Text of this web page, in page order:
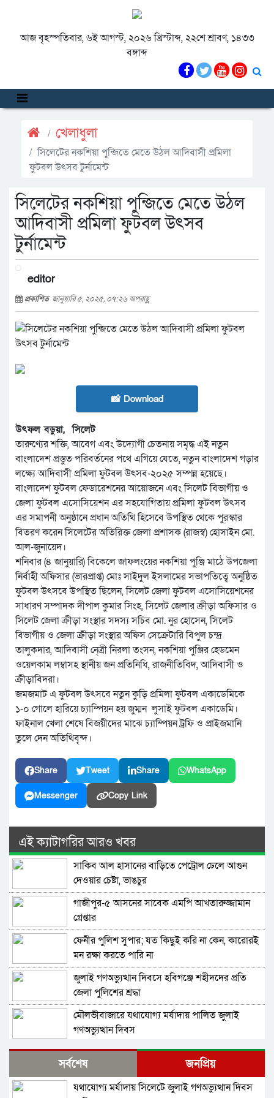
আজ বৃহস্পতিবার, ৬ই আগস্ট, ২০২৬ খ্রিস্টাব্দ, ২২শে শ্রাবণ, ১৪৩৩
বঙ্গাব্দ
খেলাধুলা
সিলেটের নকশিয়া পুন্জিতে মেতে উঠল আদিবাসী প্রমিলা
ফুটবল উৎসব টুর্নামেন্ট
সিলেটের নকশিয়া পুন্জিতে মেতে উঠল
আদিবাসী প্রমিলা ফুটবল উৎসব
টুর্নামেন্ট
editor
প্রকাশিত জানুয়ারি ৫, ২০২৫, ০৭:২৬ অপরাহ্ণ
📸 Download
উৎফল বড়ুয়া, সিলেট
তারুণ্যের শক্তি, আবেগ এবং উদ্যোগী চেতনায় সমৃদ্ধ এই নতুন
বাংলাদেশ প্রস্তুত পরিবর্তনের পথে এগিয়ে যেতে, নতুন বাংলাদেশ গড়ার
লক্ষ্যে আদিবাসী প্রমিলা ফুটবল উৎসব-২০২৫ সম্পন্ন হয়েছে।
বাংলাদেশ ফুটবল ফেডারেশনের আয়োজনে এবং সিলেট বিভাগীয় ও
জেলা ফুটবল এসোসিয়েশন এর সহযোগিতায় প্রমিলা ফুটবল উৎসব
এর সমাপনী অনুষ্ঠানে প্রধান অতিথি হিসেবে উপস্থিত থেকে পুরস্কার
বিতরণ করেন সিলেটের অতিরিক্ত জেলা প্রশাসক (রাজস্ব) হোসাইন মো.
আল-জুনায়েদ।
শনিবার (৪ জানুয়ারি) বিকেলে জাফলংয়ের নকশিয়া পুঞ্জি মাঠে উপজেলা
নির্বাহী অফিসার (ভারপ্রাপ্ত) মোঃ সাইদুল ইসলামের সভাপতিত্বে অনুষ্ঠিত
ফুটবল উৎসবে উপস্থিত ছিলেন, সিলেট জেলা ফুটবল এসোসিয়েশনের
সাধারণ সম্পাদক দীপাল কুমার সিংহ, সিলেট জেলার ক্রীড়া অফিসার ও
সিলেট জেলা ক্রীড়া সংস্থার সদস্য সচিব মো. নুর হোসেন, সিলেট
বিভাগীয় ও জেলা ক্রীড়া সংস্থার অফিস সেক্রেটারি বিপুল চন্দ্র
তালুকদার, আদিবাসী নে্ত্রী নিরলা তংসন, নকশিয়া পুঞ্জির হেডমেন
ওয়েলকাম লম্বাসহ স্থানীয় জন প্রতিনিধি, রাজনীতিবিদ, আদিবাসী ও
ক্রীড়াবিদরা।
জমজমাট এ ফুটবল উৎসবে নতুন কুড়ি প্রমিলা ফুটবল একাডেমিকে
১-০ গোলে হারিয়ে চ্যাম্পিয়ন হয় জুম্মন লুসাই ফুটবল একাডেমি।
ফাইনাল খেলা শেষে বিজয়ীদের মাঝে চ্যাম্পিয়ন ট্রফি ও প্রাইজমানি
তুলে দেন অতিথিবৃন্দ।
Share Tweet Share WhatsApp
Messenger Copy Link
এই ক্যাটাগরির আরও খবর
সাকিব আল হাসানের বাড়িতে পেট্রোল ঢেলে আগুন
দেওয়ার চেষ্টা, ভাঙচুর
গাজীপুর-৫ আসনের সাবেক এমপি আখতারুজ্জামান
গ্রেপ্তার
ফেনীর পুলিশ সুপার; যত কিছুই করি না কেন, কারোরই
মন রক্ষা করতে পারি না
জুলাই গণঅভ্যুত্থান দিবসে হবিগঞ্জে শহীদদের প্রতি
জেলা পুলিশের শ্রদ্ধা
মৌলভীবাজারে যথাযোগ্য মর্যাদায় পালিত জুলাই
গণঅভ্যুত্থান দিবস
কুষ্টিয়ায় নানা আয়োজনে জুলাই গণঅভ্যুত্থান দিবস
পালিত
বহিরাগতদের নিয়ে র‍্যালি করার অভিযোগকে কেন্দ্র
সর্বশেষ জনপ্রিয়
যথাযোগ্য মর্যাদায় সিলেটে জুলাই গণঅভ্যুত্থান দিবস